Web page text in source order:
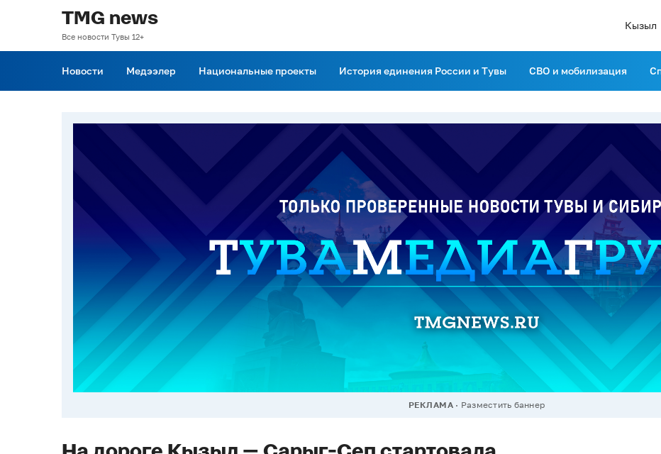
TMG news
Все новости Тувы 12+
Кызыл
Новости Медээлер Национальные проекты История единения России и Тувы СВО и мобилизация
РЕКЛАМА Разместить баннер